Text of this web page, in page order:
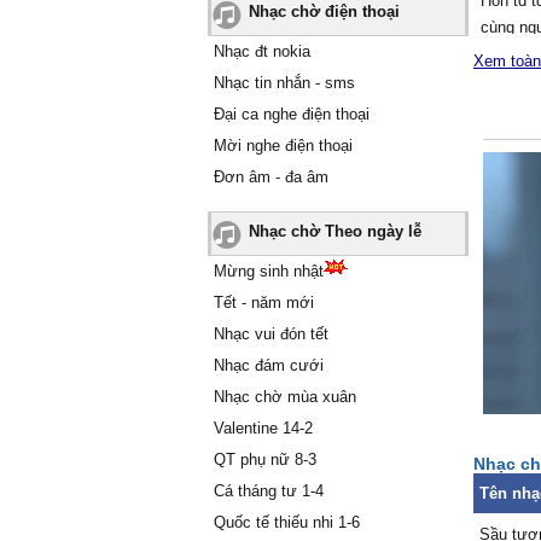
Nhạc chờ điện thoại
Nhạc đt nokia
Nhạc tin nhắn - sms
Đại ca nghe điện thoại
Mời nghe điện thoại
Đơn âm - đa âm
Nhạc chờ Theo ngày lễ
Mừng sinh nhật
Tết - năm mới
Nhạc vui đón tết
Nhạc đám cưới
Nhạc chờ mùa xuân
Valentine 14-2
QT phụ nữ 8-3
Cá tháng tư 1-4
Quốc tế thiếu nhi 1-6
cùng
Ѵì ɑi tɑ
Đành
Ŋhiều
Ƭìm νề
Một
Ƭìm
Hỏi
Hồn tɑ
cùng
Ѵì ɑi tɑ
Ƭương
Xem
Nhạc
Tên
Sầu